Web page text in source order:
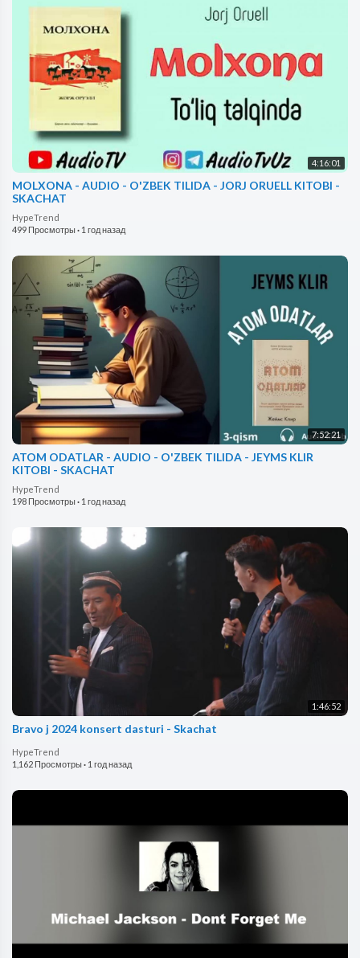
4:16:01
MOLXONA - AUDIO - O'ZBEK TILIDA - JORJ ORUELL KITOBI -
SKACHAT
HypeTrend
499 Просмотры· 1 год назад
7:52:21
ATOM ODATLAR - AUDIO - O'ZBEK TILIDA - JEYMS KLIR
KITOBI - SKACHAT
HypeTrend
198 Просмотры· 1 год назад
1:46:52
Bravo j 2024 konsert dasturi - Skachat
HypeTrend
1,162 Просмотры· 1 год назад